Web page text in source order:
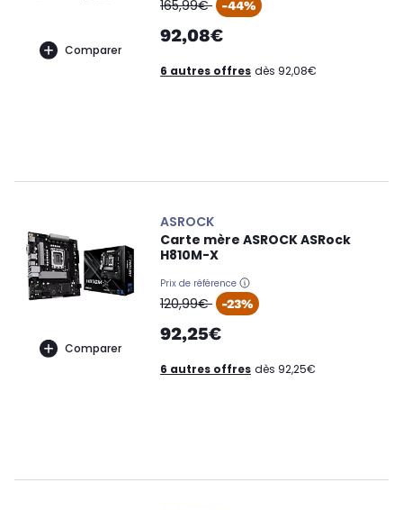
Comparer
165,99€ -44%
92,08€
6 autres offres dès 92,08€
Comparer
ASROCK
Carte mère ASROCK ASRock
H810M-X
Prix de référence
oldPrice
120,99€ -23%
92,25€
6 autres offres dès 92,25€